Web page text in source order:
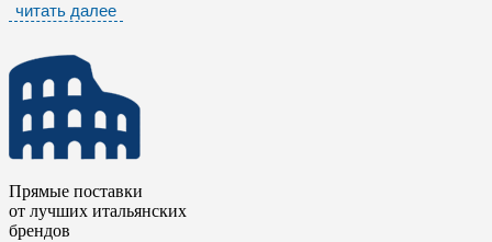
наиболее оригинальном облике, не забывая о тщательной
Коллекция Глокал / Glocal
нейтральными тонами от белого до антрацита, которые
прекрасно сочетаются между собой. Серия дополнена яркими
элементами в стиле «Печворк» и стилизованными
мозаичными плашками в виде вытянутых ромбов. Такое
разнообразие позволяет комбинировать плитку с другими
коллекциямифабрики Mirage
выразительными дизайнерские и интерьерные решения.
читать далее
Прямые поставки
от лучших итальянских
брендов